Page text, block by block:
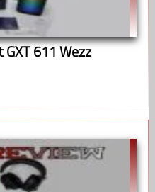
611 Wezz